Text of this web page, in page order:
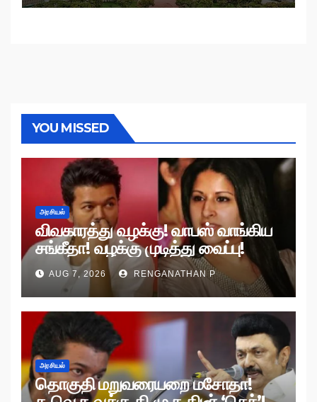
YOU MISSED
அரசியல்
விவகாரத்து வழக்கு! வாபஸ் வாங்கிய
சங்கீதா! வழக்கு முடித்து வைப்பு!
AUG 7, 2026 RENGANATHAN P
அரசியல்
தொகுதி மறுவரையறை மசோதா!